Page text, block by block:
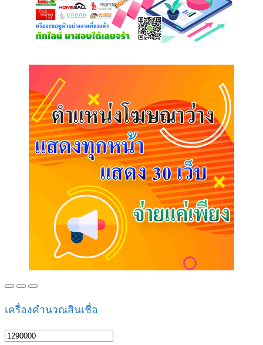
เครื่องคำนวณสินเชื่อ